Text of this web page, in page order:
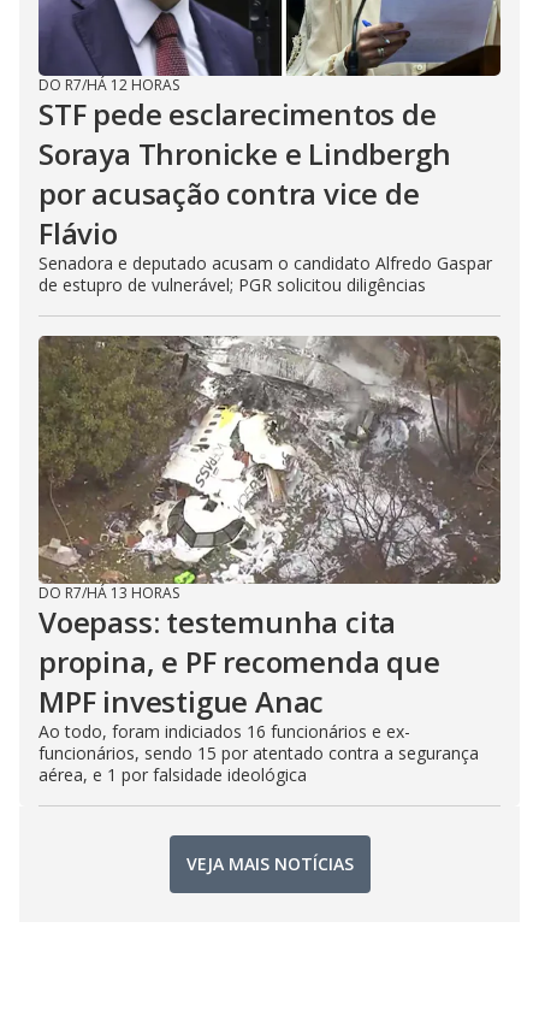
DO R7/HÁ 12 HORAS
STF pede esclarecimentos de
Soraya Thronicke e Lindbergh
por acusação contra vice de
Flávio
Senadora e deputado acusam o candidato Alfredo Gaspar
de estupro de vulnerável; PGR solicitou diligências
DO R7/HÁ 13 HORAS
Voepass: testemunha cita
propina, e PF recomenda que
MPF investigue Anac
Ao todo, foram indiciados 16 funcionários e ex-
funcionários, sendo 15 por atentado contra a segurança
aérea, e 1 por falsidade ideológica
VEJA MAIS NOTÍCIAS